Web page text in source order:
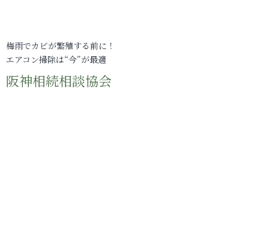
梅雨でカビが繁殖する前に！
エアコン掃除は“今”が最適
阪神相続相談協会